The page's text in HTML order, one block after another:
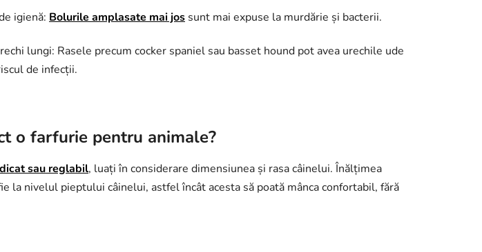
igienă: Bolurile amplasate mai jos sunt mai expuse la murdărie și bacterii.
lungi: Rasele precum cocker spaniel sau basset hound pot avea urechile ude
de infecții.
o farfurie pentru animale?
sau reglabil, luați în considerare dimensiunea și rasa câinelui. Înălțimea
la nivelul pieptului câinelui, astfel încât acesta să poată mânca confortabil, fără